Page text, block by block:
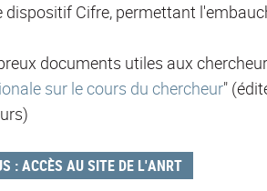
dispositif Cifre, permettant
documents utiles aux
sur le cours du chercheur"
: ACCÈS AU SITE DE L'ANRT